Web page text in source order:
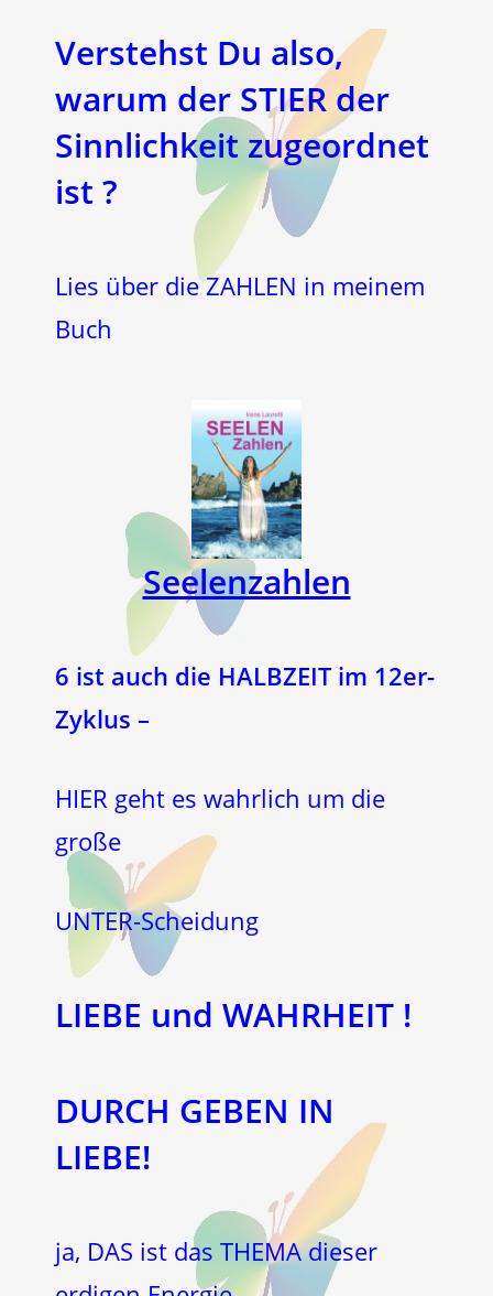
Verstehst Du also,
warum der STIER der
Sinnlichkeit zugeordnet
ist ?
Lies über die ZAHLEN in meinem
Buch
Seelenzahlen
6 ist auch die HALBZEIT im 12er-
Zyklus –
HIER geht es wahrlich um die
große
UNTER-Scheidung
LIEBE und WAHRHEIT !
DURCH GEBEN IN
LIEBE!
ja, DAS ist das THEMA dieser